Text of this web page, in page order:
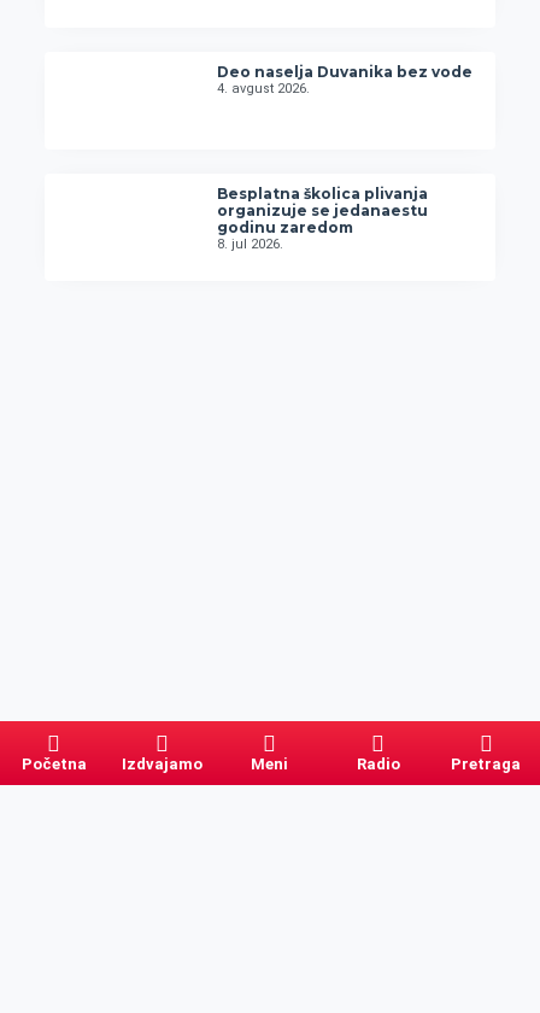
Deo naselja Duvanika bez vode
4. avgust 2026.
Besplatna školica plivanja
organizuje se jedanaestu
godinu zaredom
8. jul 2026.
Početna Izdvajamo Meni Radio Pretraga